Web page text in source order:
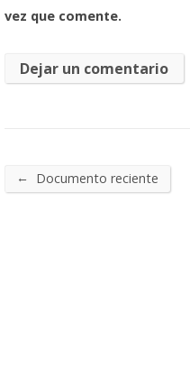
vez que comente.
← Documento reciente